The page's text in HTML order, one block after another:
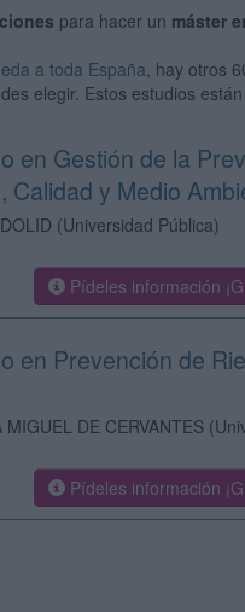
para hacer un máster
a toda España, hay otros
elegir. Estos estudios
en Gestión de la
Calidad y Medio
(Universidad Pública)
Pídeles información
en Prevención de
DE CERVANTES
Pídeles información